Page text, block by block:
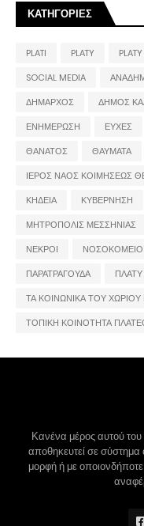
ΚΑΤΗΓΟΡΙΕΣ
PLATI PLATY
SOCIAL MEDIA
ΔΗΜΑΡΧΟΣ
ΔΗΜΟΣ
ΕΝΗΜΕΡΩΣΗ
ΕΥΧΕΣ
ΘΑΝΑΤΟΣ
ΘΑΥΜΑΤΑ
ΙΕΡΟΣ ΝΑΟΣ ΚΟΙΜΗΣΕΩΣ
ΚΗΔΕΙΑ
ΚΥΒΕΡΝΗΣΗ
ΜΗΤΡΟΠΟΛΙΣ ΜΕΣΣΗΝΙΑΣ
ΝΕΚΡΟΙ
ΝΟΣΟΚΟΜΕΙΟ
ΠΑΡΑΤΡΑΓΟΥΔΑ
ΠΛΑΤΥ
ΤΑ ΚΟΙΝΩΝΙΚΑ ΤΟΥ
ΤΟΠΙΚΗ ΚΟΙΝΟΤΗΤΑ
Κανένα μέρος αυτού
αποθηκευτεί σε σύστημα
μορφή ή με